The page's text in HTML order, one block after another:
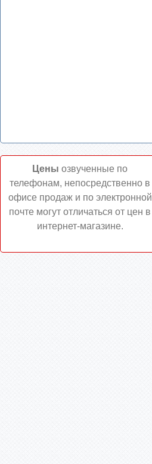
Цены озвученные по
телефонам, непосредственно в
офисе продаж и по электронной
почте могут отличаться от цен в
интернет-магазине.